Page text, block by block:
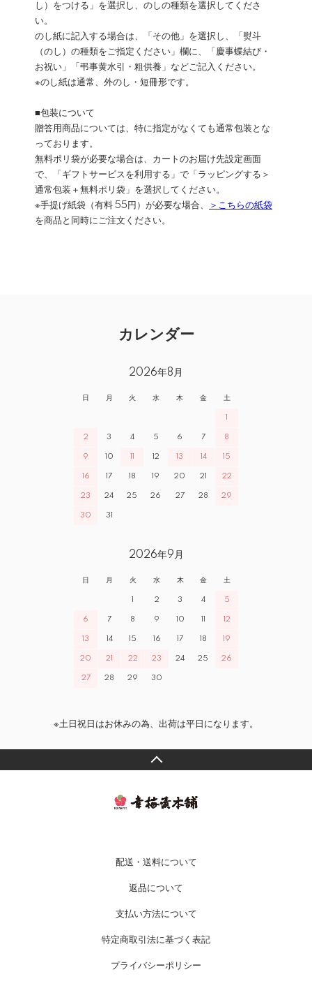
し）をつける」を選択し、のしの種類を選択してくださ
い。
のし紙に記入する場合は、「その他」を選択し、「熨斗
（のし）の種類をご指定ください」欄に、「慶事蝶結び・
お祝い」「弔事黄水引・粗供養」などご記入ください。
※のし紙は通常、外のし・短冊形です。
■包装について
贈答用商品については、特に指定がなくても通常包装とな
っております。
無料ポリ袋が必要な場合は、カートのお届け先設定画面
で、「ギフトサービスを利用する」で「ラッピングする＞
通常包装＋無料ポリ袋」を選択してください。
※手提げ紙袋（有料 55円）が必要な場合、
＞こちらの紙袋
を商品と同時にご注文ください。
カレンダー
2026年8月
日 月 火 水 木 金 土
1
2 3 4 5 6 7 8
9 10 11 12 13 14 15
16 17 18 19 20 21 22
23 24 25 26 27 28 29
30 31
2026年9月
日 月 火 水 木 金 土
1 2 3 4 5
6 7 8 9 10 11 12
13 14 15 16 17 18 19
20 21 22 23 24 25 26
27 28 29 30
※土日祝日はお休みの為、出荷は平日になります。
配送・送料について
返品について
支払い方法について
特定商取引法に基づく表記
プライバシーポリシー